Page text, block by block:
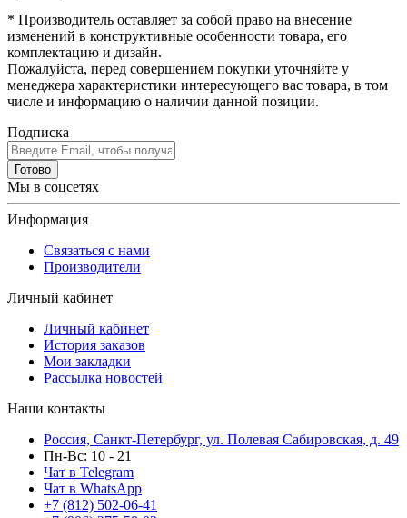
* Производитель оставляет за собой право на внесение
изменений в конструктивные особенности товара, его
комплектацию и дизайн.
Пожалуйста, перед совершением покупки уточняйте у
менеджера характеристики интересующего вас товара, в том
числе и информацию о наличии данной позиции.
Подписка
Готово
Мы в соцсетях
Информация
Связаться с нами
Производители
Личный кабинет
Личный кабинет
История заказов
Мои закладки
Рассылка новостей
Наши контакты
Россия, Санкт-Петербург, ул. Полевая Сабировская, д. 49
Пн-Вс: 10 - 21
Чат в Telegram
Чат в WhatsApp
+7 (812) 502-06-41